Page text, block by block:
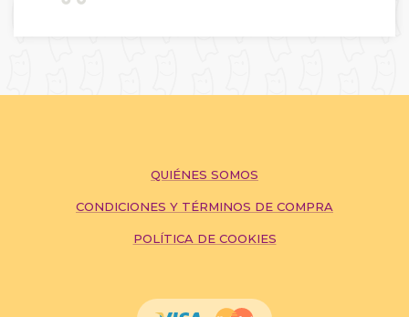
QUIÉNES SOMOS
CONDICIONES Y TÉRMINOS DE COMPRA
POLÍTICA DE COOKIES